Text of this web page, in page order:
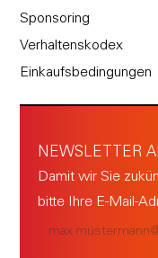
Sponsoring
Verhaltenskodex
Einkaufsbedingungen
NEWSLETTER
Damit wir Sie
bitte Ihre E-Mail-
E-